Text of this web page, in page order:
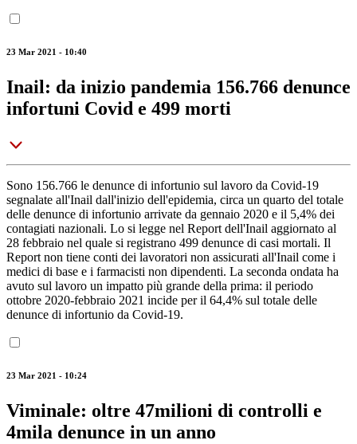
23 Mar 2021 - 10:40
Inail: da inizio pandemia 156.766 denunce
infortuni Covid e 499 morti
Sono 156.766 le denunce di infortunio sul lavoro da Covid-19
segnalate all'Inail dall'inizio dell'epidemia, circa un quarto del totale
delle denunce di infortunio arrivate da gennaio 2020 e il 5,4% dei
contagiati nazionali. Lo si legge nel Report dell'Inail aggiornato al
28 febbraio nel quale si registrano 499 denunce di casi mortali. Il
Report non tiene conti dei lavoratori non assicurati all'Inail come i
medici di base e i farmacisti non dipendenti. La seconda ondata ha
avuto sul lavoro un impatto più grande della prima: il periodo
ottobre 2020-febbraio 2021 incide per il 64,4% sul totale delle
denunce di infortunio da Covid-19.
23 Mar 2021 - 10:24
Viminale: oltre 47milioni di controlli e
4mila denunce in un anno